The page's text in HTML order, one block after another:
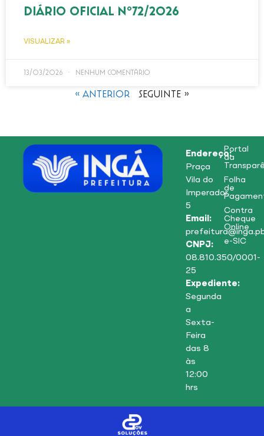
DIÁRIO OFICIAL Nº72/2026
VISUALIZAR »
13/03/2026 Nenhum comentário
« Anterior Seguinte »
Endereço:
Praça
Vila do
Imperador,
5
Email:
CNPJ:
08.810.350/0001-
25
Expediente:
Segunda
a
Sexta-
Feira
das 8
às
12:00
hrs
Portal
da
Folha
de
Contra
Cheque
Online
e-SIC